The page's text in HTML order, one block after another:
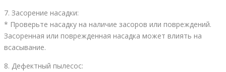
7. Засорение насадки:
* Проверьте насадку на наличие засоров или повреждений.
Засоренная или поврежденная насадка может влиять на
всасывание.
8. Дефектный пылесос: